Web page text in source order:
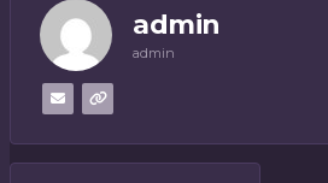
admin
admin